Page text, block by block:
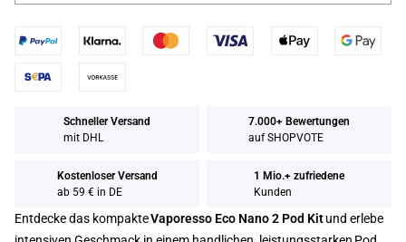
Schneller Versand
mit DHL
7.000+ Bewertungen
auf SHOPVOTE
Kostenloser Versand
ab 59 € in DE
1 Mio.+ zufriedene
Kunden
Entdecke das kompakteVaporesso Eco Nano 2 Pod Kitund erlebe